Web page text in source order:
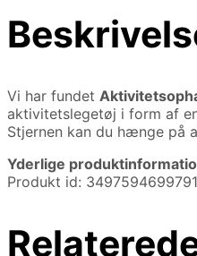
Vi har fundet
aktivitetslegetøj i form af
Stjernen kan du hænge på
Yderlige
Produkt id: